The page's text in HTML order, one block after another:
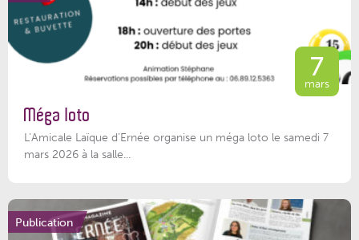
7
mars
Méga loto
L’Amicale Laïque d’Ernée organise un méga loto le samedi 7
mars 2026 à la salle...
Publication